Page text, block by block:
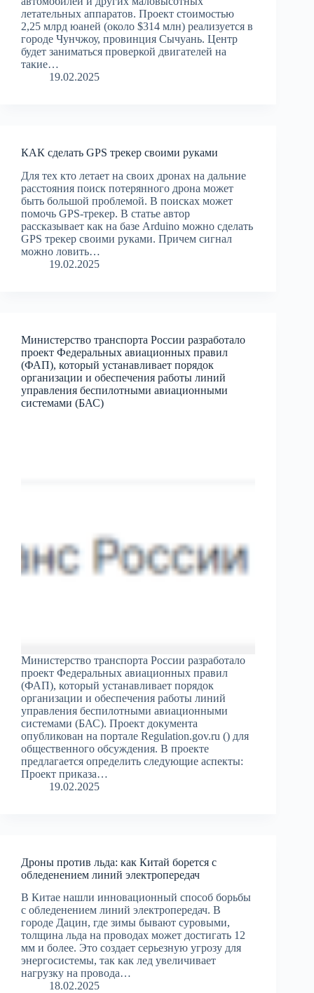
летательных аппаратов. Проект стоимостью
2,25 млрд юаней (около $314 млн) реализуется в
городе Чунчжоу, провинция Сычуань. Центр
будет заниматься проверкой двигателей на
такие…
19.02.2025
КАК сделать GPS трекер своими руками
Для тех кто летает на своих дронах на дальние
расстояния поиск потерянного дрона может
быть большой проблемой. В поисках может
помочь GPS-трекер. В статье автор
рассказывает как на базе Arduino можно сделать
GPS трекер своими руками. Причем сигнал
можно ловить…
19.02.2025
Министерство транспорта России разработало
проект Федеральных авиационных правил
(ФАП), который устанавливает порядок
организации и обеспечения работы линий
управления беспилотными авиационными
системами (БАС)
Министерство транспорта России разработало
проект Федеральных авиационных правил
(ФАП), который устанавливает порядок
организации и обеспечения работы линий
управления беспилотными авиационными
системами (БАС). Проект документа
опубликован на портале Regulation.gov.ru () для
общественного обсуждения. В проекте
предлагается определить следующие аспекты:
Проект приказа…
19.02.2025
Дроны против льда: как Китай борется с
обледенением линий электропередач
В Китае нашли инновационный способ борьбы
с обледенением линий электропередач. В
городе Дацин, где зимы бывают суровыми,
толщина льда на проводах может достигать 12
мм и более. Это создает серьезную угрозу для
энергосистемы, так как лед увеличивает
нагрузку на провода…
18.02.2025